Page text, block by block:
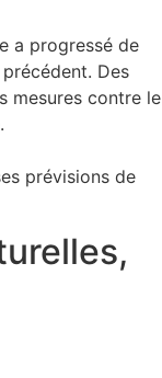
a progressé de
Des
mesures contre le
prévisions de